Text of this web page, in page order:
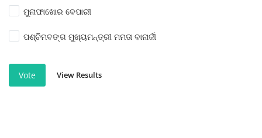
ମୁନାଫାଖୋର ବେପାରୀ
ପଶ୍ଚିମବଙ୍ଗ ମୁଖ୍ୟମନ୍ତ୍ରୀ ମମତା ବାନାର୍ଜୀ
Vote View Results